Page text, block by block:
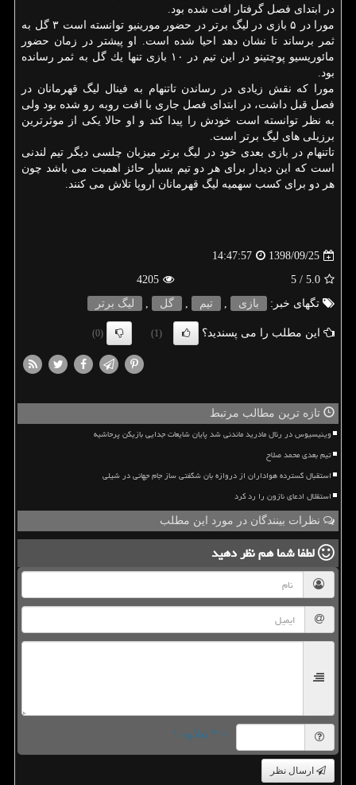
در ابتدای فصل گرفتار افت شده بود.
مورا در ۵ بازی در لیگ برتر در حضور مورینیو توانسته است ۳ گل به
ثمر برساند تا نشان دهد احیا شده است. او پیشتر در زمان حضور
مائوریسیو پوچتینو در این تیم در ۱۰ بازی تنها یك گل به ثمر رسانده
بود.
مورا كه نقش زیادی در رساندن تاتنهام به فینال لیگ قهرمانان در
فصل قبل داشت، در ابتدای فصل جاری با افت روبه رو شده بود ولی
به نظر توانسته است خودش را پیدا كند و او حالا یكی از موثرترین
برزیلی های لیگ برتر است.
تاتنهام در بازی بعدی خود در لیگ برتر میزبان چلسی دیگر تیم لندنی
است كه این دیدار برای هر دو تیم بسیار حائز اهمیت می باشد چون
هر دو برای كسب سهمیه لیگ قهرمانان اروپا تلاش می كنند.
1398/09/25
14:47:57
5.0
/ 5
4205
تگهای خبر:
بازی , تیم , گل , لیگ برتر
این مطلب را می پسندید؟ (1)
(0)
تازه ترین مطالب مرتبط
وینیسیوس در رئال مادرید ماندنی شد پایان شایعات جدایی بازیکن پرحاشیه
تیم بعدی محمد صلاح
استقبال گسترده هواداران از دروازه بان شگفتی ساز جام جهانی در شیلی
استقلال ادعای نازون را رد کرد
نظرات بینندگان در مورد این مطلب
لطفا شما همنظر دهید
= ۴ بعلاوه ۱
ارسال نظر